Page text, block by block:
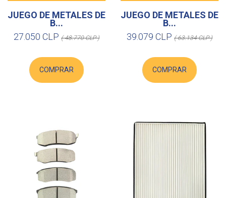
JUEGO DE METALES DE
B...
27.050 CLP ( 48.770 CLP )
COMPRAR
JUEGO DE METALES DE
B...
39.079 CLP ( 63.134 CLP )
COMPRAR